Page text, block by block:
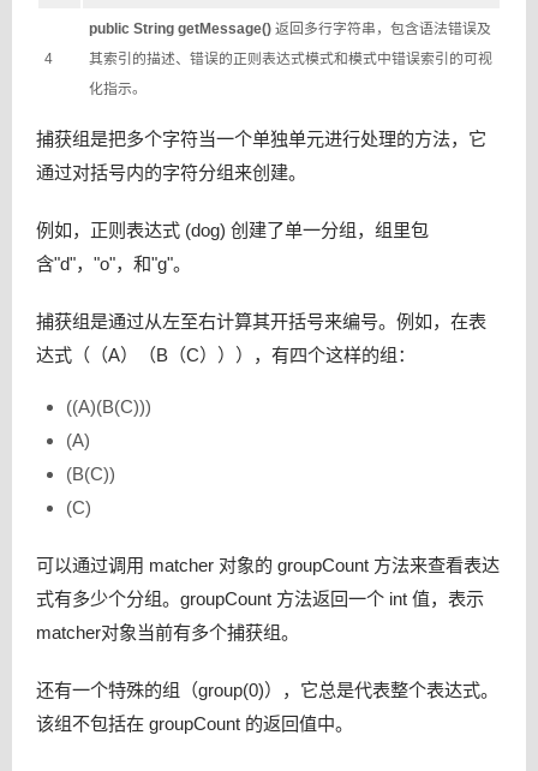
4
public String getMessage() 返回多行字符串，包含语法错误及
其索引的描述、错误的正则表达式模式和模式中错误索引的可视
化指示。
捕获组是把多个字符当一个单独单元进行处理的方法，它
通过对括号内的字符分组来创建。
例如，正则表达式 (dog) 创建了单一分组，组里包
含"d"，"o"，和"g"。
捕获组是通过从左至右计算其开括号来编号。例如，在表
达式（（A）（B（C））），有四个这样的组：
((A)(B(C)))
(A)
(B(C))
(C)
可以通过调用 matcher 对象的 groupCount 方法来查看表达
式有多少个分组。groupCount 方法返回一个 int 值，表示
matcher对象当前有多个捕获组。
还有一个特殊的组（group(0)），它总是代表整个表达式。
该组不包括在 groupCount 的返回值中。